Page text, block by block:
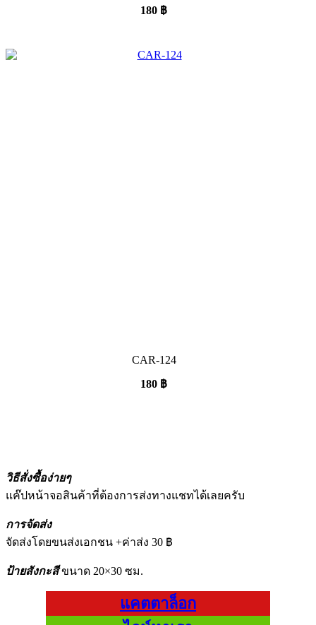
180 ฿
CAR-124
180 ฿
วิธีสั่งซื้อง่ายๆ
แค๊ปหน้าจอสินค้าที่ต้องการส่งทางแชทได้เลยครับ
การจัดส่ง
จัดส่งโดยขนส่งเอกชน +ค่าส่ง 30 ฿
ป้ายสังกะสีขนาด 20×30 ซม.
แคตตาล็อก